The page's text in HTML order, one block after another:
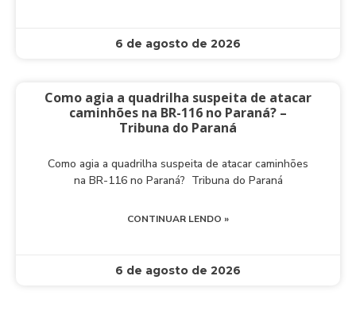
6 de agosto de 2026
Como agia a quadrilha suspeita de atacar
caminhões na BR-116 no Paraná? –
Tribuna do Paraná
Como agia a quadrilha suspeita de atacar caminhões
na BR-116 no Paraná? Tribuna do Paraná
CONTINUAR LENDO »
6 de agosto de 2026